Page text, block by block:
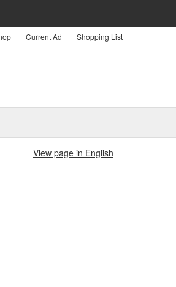
Current Ad Shopping List
View page in English